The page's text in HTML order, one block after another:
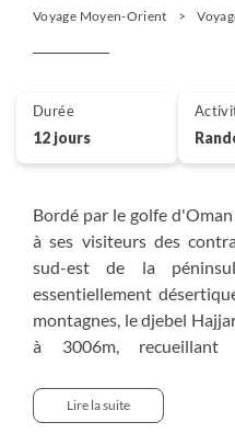
Voyage Moyen-Orient
Bordé par le golfe
à ses visiteurs des
sud-est de la
essentiellement
montagnes, le djebel
à 3006m, recueillant
cultures fertiles et
des canaux typiques - les
Lire la suite
Durée
12 jours